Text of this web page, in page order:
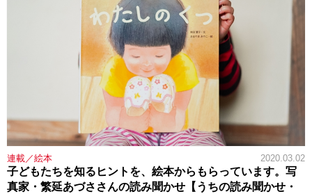
連載／絵本 2020.03.02
子どもたちを知るヒントを、絵本からもらっています。写
真家・繁延あづささんの読み聞かせ【うちの読み聞かせ・